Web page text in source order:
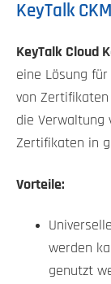
KeyTalk
KeyTalk Cloud
eine Lösung
von
die Verwaltung
Zertifikaten in
Vorteile:
werden
genutzt